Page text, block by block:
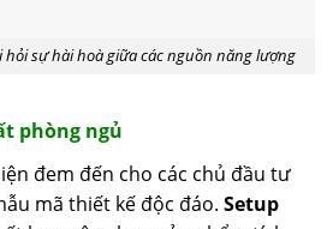
sự hài hoà giữa các nguồn năng lượng
phòng ngủ
đem đến cho các chủ đầu tư
mã thiết kế độc đáo. Setup